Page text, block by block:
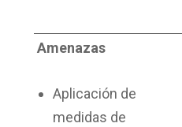
Amenazas
Aplicación de
medidas de